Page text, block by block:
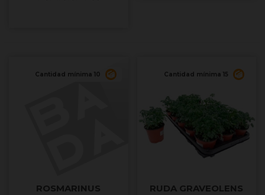
Cantidad mínima 10
ROSMARINUS
Cantidad mínima 15
RUDA GRAVEOLENS